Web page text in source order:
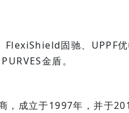
固驰、UPPF
金盾。
，成立于1997年，并于